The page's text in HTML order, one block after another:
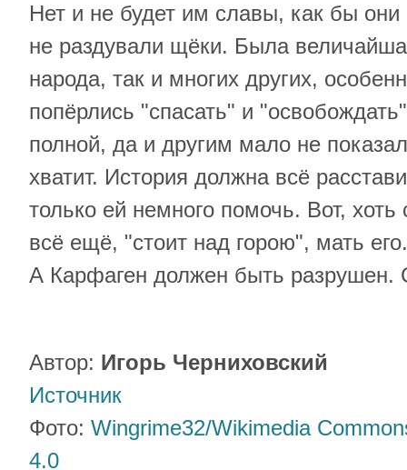
Нет и не будет им славы, как бы
не раздували щёки. Была
народа, так и многих других,
попёрлись "спасать" и
полной, да и другим мало не
хватит. История должна всё
только ей немного помочь. Вот,
всё ещё, "стоит над горою", мать его.
А Карфаген должен быть разрушен.
Автор: Игорь Черниховский
Источник
Фото: Wingrime32/Wikimedia
4.0